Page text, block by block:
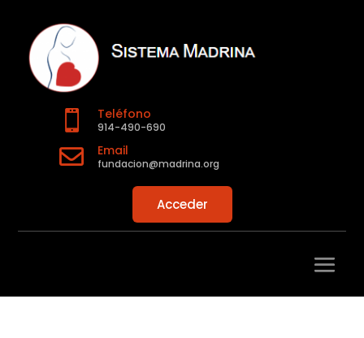
 Teléfono
914-490-690
 Email
fundacion@madrina.org
Acceder